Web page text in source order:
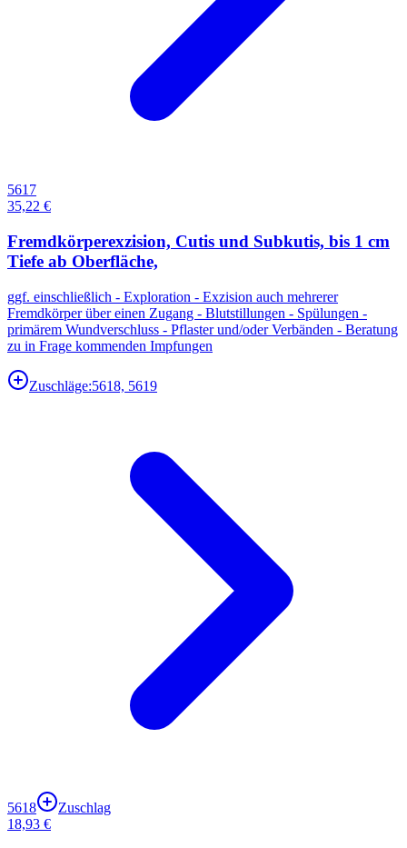
5617
35,22 €
Fremdkörperexzision, Cutis und Subkutis, bis 1 cm
Tiefe ab Oberfläche,
ggf. einschließlich - Exploration - Exzision auch mehrerer
Fremdkörper über einen Zugang - Blutstillungen - Spülungen -
primärem Wundverschluss - Pflaster und/oder Verbänden - Beratung
zu in Frage kommenden Impfungen
Zuschläge:5618, 5619
5618
Zuschlag
18,93 €